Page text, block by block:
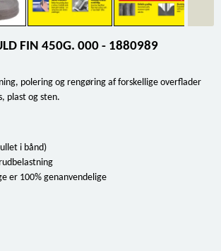
FIN 450G. 000 - 1880989
polering og rengøring af forskellige overflader
plast og sten.
i bånd)
er 100% genanvendelige